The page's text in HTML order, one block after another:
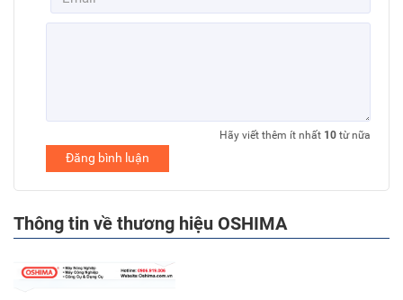
Hãy viết thêm ít nhất 10 từ nữa
Đăng bình luận
Thông tin về thương hiệu OSHIMA